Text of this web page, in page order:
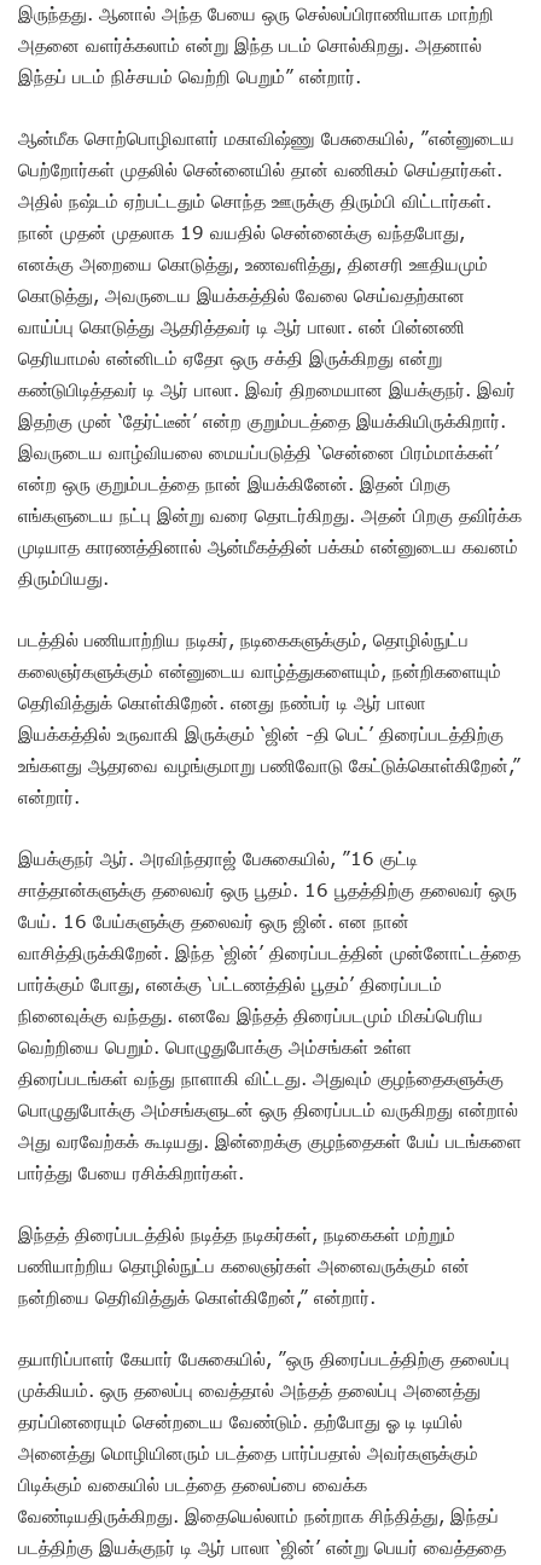
இருந்தது. ஆனால் அந்த பேயை ஒரு செல்லப்பிராணியாக மாற்றி
அதனை வளர்க்கலாம் என்று இந்த படம் சொல்கிறது. அதனால்
இந்தப் படம் நிச்சயம் வெற்றி பெறும்” என்றார்.
ஆன்மீக சொற்பொழிவாளர் மகாவிஷ்ணு பேசுகையில், ”என்னுடைய
பெற்றோர்கள் முதலில் சென்னையில் தான் வணிகம் செய்தார்கள்.
அதில் நஷ்டம் ஏற்பட்டதும் சொந்த ஊருக்கு திரும்பி விட்டார்கள்.
நான் முதன் முதலாக 19 வயதில் சென்னைக்கு வந்தபோது,
எனக்கு அறையை கொடுத்து, உணவளித்து, தினசரி ஊதியமும்
கொடுத்து, அவருடைய இயக்கத்தில் வேலை செய்வதற்கான
வாய்ப்பு கொடுத்து ஆதரித்தவர் டி ஆர் பாலா. என் பின்னணி
தெரியாமல் என்னிடம் ஏதோ ஒரு சக்தி இருக்கிறது என்று
கண்டுபிடித்தவர் டி ஆர் பாலா. இவர் திறமையான இயக்குநர். இவர்
இதற்கு முன் ‘தேர்ட்டீன்’ என்ற குறும்படத்தை இயக்கியிருக்கிறார்.
இவருடைய வாழ்வியலை மையப்படுத்தி ‘சென்னை பிரம்மாக்கள்’
என்ற ஒரு குறும்படத்தை நான் இயக்கினேன். இதன் பிறகு
எங்களுடைய நட்பு இன்று வரை தொடர்கிறது. அதன் பிறகு தவிர்க்க
முடியாத காரணத்தினால் ஆன்மீகத்தின் பக்கம் என்னுடைய கவனம்
திரும்பியது.
படத்தில் பணியாற்றிய நடிகர், நடிகைகளுக்கும், தொழில்நுட்ப
கலைஞர்களுக்கும் என்னுடைய வாழ்த்துகளையும், நன்றிகளையும்
தெரிவித்துக் கொள்கிறேன். எனது நண்பர் டி ஆர் பாலா
இயக்கத்தில் உருவாகி இருக்கும் ‘ஜின் -தி பெட்’ திரைப்படத்திற்கு
உங்களது ஆதரவை வழங்குமாறு பணிவோடு கேட்டுக்கொள்கிறேன்,”
என்றார்.
இயக்குநர் ஆர். அரவிந்தராஜ் பேசுகையில், ”16 குட்டி
சாத்தான்களுக்கு தலைவர் ஒரு பூதம். 16 பூதத்திற்கு தலைவர் ஒரு
பேய். 16 பேய்களுக்கு தலைவர் ஒரு ஜின். என நான்
வாசித்திருக்கிறேன். இந்த ‘ஜின்’ திரைப்படத்தின் முன்னோட்டத்தை
பார்க்கும் போது, எனக்கு ‘பட்டணத்தில் பூதம்’ திரைப்படம்
நினைவுக்கு வந்தது. எனவே இந்தத் திரைப்படமும் மிகப்பெரிய
வெற்றியை பெறும். பொழுதுபோக்கு அம்சங்கள் உள்ள
திரைப்படங்கள் வந்து நாளாகி விட்டது. அதுவும் குழந்தைகளுக்கு
பொழுதுபோக்கு அம்சங்களுடன் ஒரு திரைப்படம் வருகிறது என்றால்
அது வரவேற்கக் கூடியது. இன்றைக்கு குழந்தைகள் பேய் படங்களை
பார்த்து பேயை ரசிக்கிறார்கள்.
இந்தத் திரைப்படத்தில் நடித்த நடிகர்கள், நடிகைகள் மற்றும்
பணியாற்றிய தொழில்நுட்ப கலைஞர்கள் அனைவருக்கும் என்
நன்றியை தெரிவித்துக் கொள்கிறேன்,” என்றார்.
தயாரிப்பாளர் கேயார் பேசுகையில், ”ஒரு திரைப்படத்திற்கு தலைப்பு
முக்கியம். ஒரு தலைப்பு வைத்தால் அந்தத் தலைப்பு அனைத்து
தரப்பினரையும் சென்றடைய வேண்டும். தற்போது ஓ டி டியில்
அனைத்து மொழியினரும் படத்தை பார்ப்பதால் அவர்களுக்கும்
பிடிக்கும் வகையில் படத்தை தலைப்பை வைக்க
வேண்டியதிருக்கிறது. இதையெல்லாம் நன்றாக சிந்தித்து, இந்தப்
படத்திற்கு இயக்குநர் டி ஆர் பாலா ‘ஜின்’ என்று பெயர் வைத்ததை